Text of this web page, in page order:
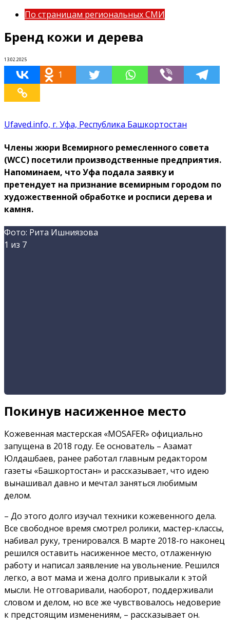
По страницам региональных СМИ
Бренд кожи и дерева
13.02.2025
1
Ufaved.info, г. Уфа, Республика Башкортостан
Члены жюри Всемирного ремесленного совета
(WCC) посетили производственные предприятия.
Напоминаем, что Уфа подала заявку и
претендует на признание всемирным городом по
художественной обработке и росписи дерева и
камня.
Фото: Рита Ишниязова
1 из 7
Покинув насиженное место
Кожевенная мастерская «MOSAFER» официально
запущена в 2018 году. Ее основатель – Азамат
Юлдашбаев, ранее работал главным редактором
газеты «Башкортостан» и рассказывает, что идею
вынашивал давно и мечтал заняться любимым
делом.
– До этого долго изучал техники кожевенного дела.
Все свободное время смотрел ролики, мастер-классы,
набивал руку, тренировался. В марте 2018-го наконец
решился оставить насиженное место, отлаженную
работу и написал заявление на увольнение. Решился
легко, а вот мама и жена долго привыкали к этой
мысли. Не отговаривали, наоборот, поддерживали
словом и делом, но все же чувствовалось недоверие
к предстоящим изменениям, – рассказывает он.